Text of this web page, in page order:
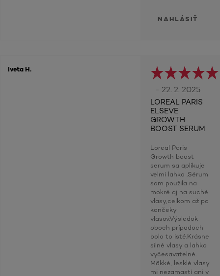
NAHLÁSIŤ
Iveta H.
- 22. 2. 2025
LOREAL PARIS
ELSEVE
GROWTH
BOOST SERUM
Loreal Paris
Growth boost
serum sa aplikuje
velmi lahko .Sérum
som použila na
mokré aj na suché
vlasy,celkom až po
končeky
vlasov.Výsledok
oboch prípadoch
bolo to isté.Krásne
silné vlasy a lahko
vyčesavatelné.
Mäkké, lesklé vlasy
mi nezamastí ani v